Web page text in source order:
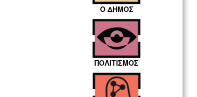
Ο ΔΗΜΟΣ
ΠΟΛΙΤΙΣΜΟΣ